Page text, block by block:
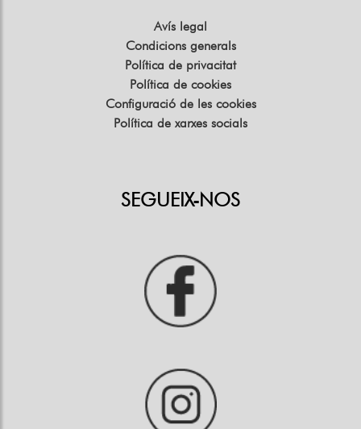
Avís legal
Condicions generals
Política de privacitat
Política de cookies
Configuració de les cookies
Política de xarxes socials
SEGUEIX-NOS